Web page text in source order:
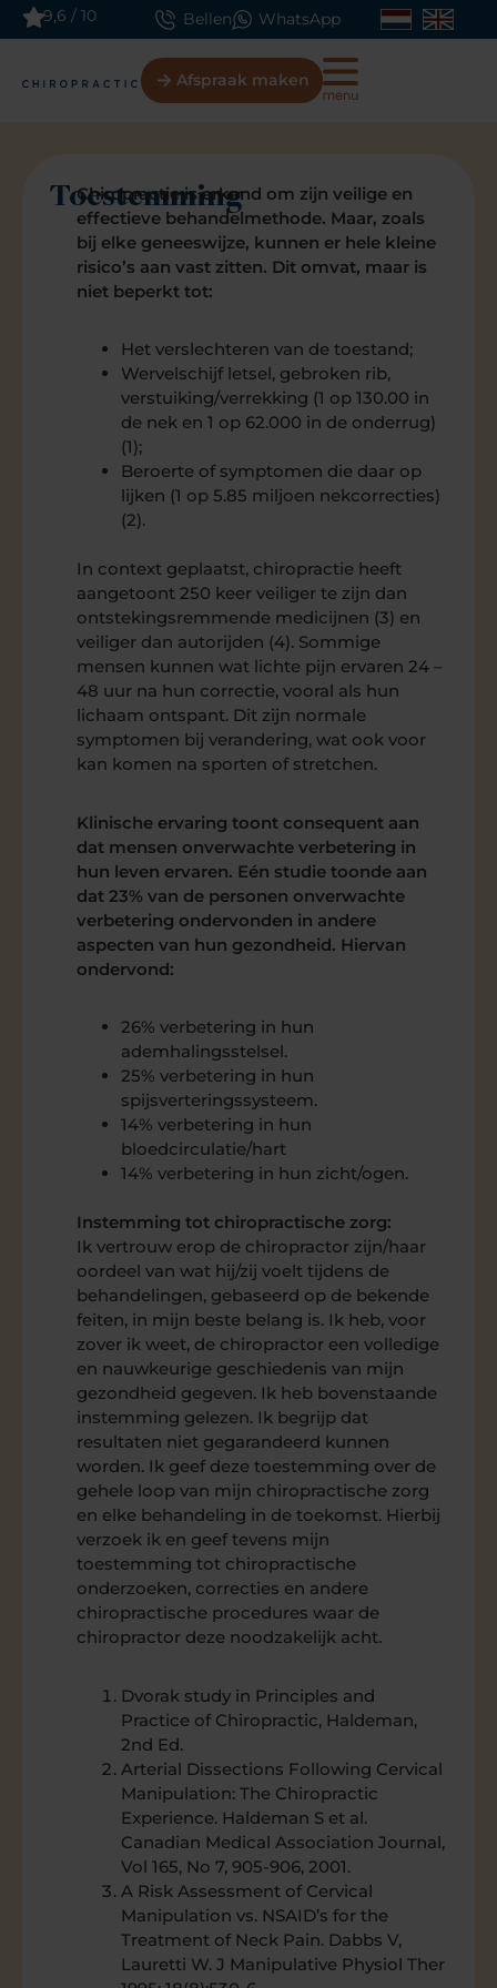
9,6 / 10 Bellen WhatsApp
Afspraak maken
Toestemming
Chiropractie is erkend om zijn veilige en
effectieve behandelmethode. Maar, zoals
bij elke geneeswijze, kunnen er hele kleine
risico’s aan vast zitten. Dit omvat, maar is
niet beperkt tot:
Het verslechteren van de toestand;
Wervelschijf letsel, gebroken rib,
verstuiking/verrekking (1 op 130.00 in
de nek en 1 op 62.000 in de onderrug)
(1);
Beroerte of symptomen die daar op
lijken (1 op 5.85 miljoen nekcorrecties)
(2).
In context geplaatst, chiropractie heeft
aangetoont 250 keer veiliger te zijn dan
ontstekingsremmende medicijnen (3) en
veiliger dan autorijden (4). Sommige
mensen kunnen wat lichte pijn ervaren 24 –
48 uur na hun correctie, vooral als hun
lichaam ontspant. Dit zijn normale
symptomen bij verandering, wat ook voor
kan komen na sporten of stretchen.
Klinische ervaring toont consequent aan
dat mensen onverwachte verbetering in
hun leven ervaren. Eén studie toonde aan
dat 23% van de personen onverwachte
verbetering ondervonden in andere
aspecten van hun gezondheid. Hiervan
ondervond:
26% verbetering in hun
ademhalingsstelsel.
25% verbetering in hun
spijsverteringssysteem.
14% verbetering in hun
bloedcirculatie/hart
14% verbetering in hun zicht/ogen.
Instemming tot chiropractische zorg:
Ik vertrouw erop de chiropractor zijn/haar
oordeel van wat hij/zij voelt tijdens de
behandelingen, gebaseerd op de bekende
feiten, in mijn beste belang is. Ik heb, voor
zover ik weet, de chiropractor een volledige
en nauwkeurige geschiedenis van mijn
gezondheid gegeven. Ik heb bovenstaande
instemming gelezen. Ik begrijp dat
resultaten niet gegarandeerd kunnen
worden. Ik geef deze toestemming over de
gehele loop van mijn chiropractische zorg
en elke behandeling in de toekomst. Hierbij
verzoek ik en geef tevens mijn
toestemming tot chiropractische
onderzoeken, correcties en andere
chiropractische procedures waar de
chiropractor deze noodzakelijk acht.
Dvorak study in Principles and
Practice of Chiropractic, Haldeman,
2nd Ed.
Arterial Dissections Following Cervical
Manipulation: The Chiropractic
Experience. Haldeman S et al.
Canadian Medical Association Journal,
Vol 165, No 7, 905-906, 2001.
A Risk Assessment of Cervical
Manipulation vs. NSAID’s for the
Treatment of Neck Pain. Dabbs V,
Lauretti W. J Manipulative Physiol Ther